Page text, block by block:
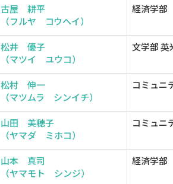
古屋 耕平
（フルヤ コウヘイ）
経済学部
松井 優子
（マツイ ユウコ）
文学部 英
松村 伸一
（マツムラ シンイチ）
コミュニ
山田 美穂子
（ヤマダ ミホコ）
コミュニ
山本 真司
（ヤマモト シンジ）
経済学部